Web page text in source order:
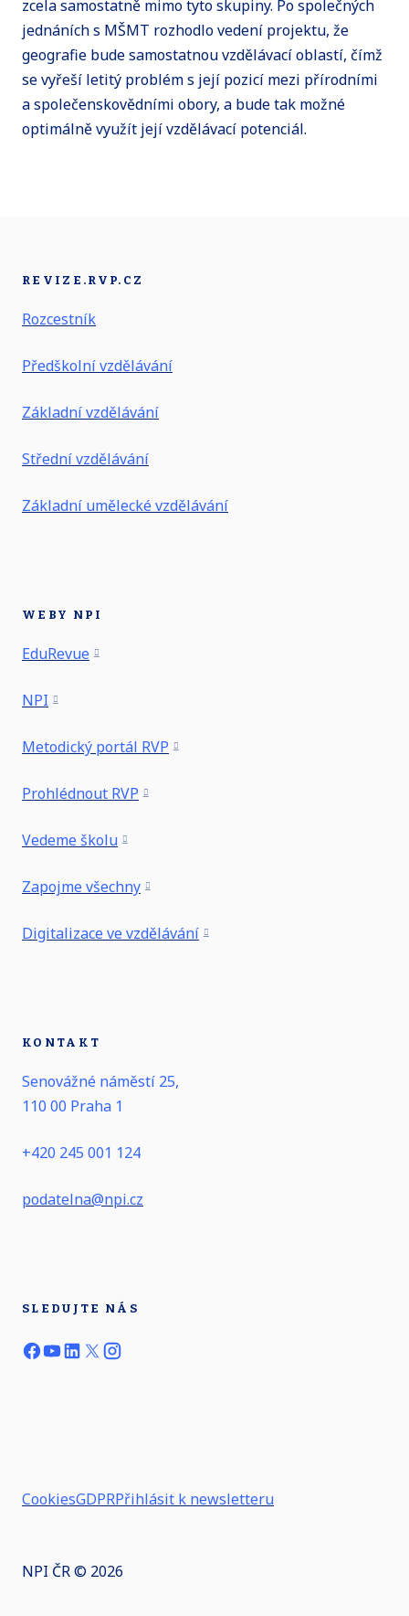
zcela samostatně mimo tyto skupiny. Po společných
jednáních s MŠMT rozhodlo vedení projektu, že
geografie bude samostatnou vzdělávací oblastí, čímž
se vyřeší letitý problém s její pozicí mezi přírodními
a společenskovědními obory, a bude tak možné
optimálně využít její vzdělávací potenciál.
REVIZE.RVP.CZ
Rozcestník
Předškolní vzdělávání
Základní vzdělávání
Střední vzdělávání
Základní umělecké vzdělávání
WEBY NPI
EduRevue
NPI
Metodický portál RVP
Prohlédnout RVP
Vedeme školu
Zapojme všechny
Digitalizace ve vzdělávání
KONTAKT
Senovážné náměstí 25,
110 00 Praha 1
+420 245 001 124
podatelna@npi.cz
SLEDUJTE NÁS
CookiesGDPRPřihlásit k newsletteru
NPI ČR © 2026